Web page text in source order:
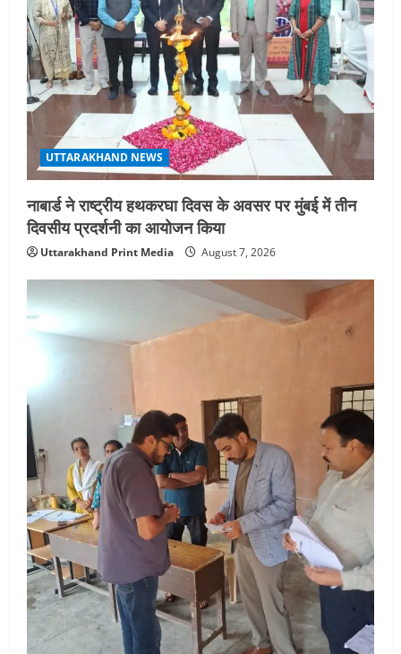
UTTARAKHAND NEWS
नाबार्ड ने राष्ट्रीय हथकरघा दिवस के अवसर पर मुंबई में तीन
दिवसीय प्रदर्शनी का आयोजन किया
Uttarakhand Print Media August 7, 2026